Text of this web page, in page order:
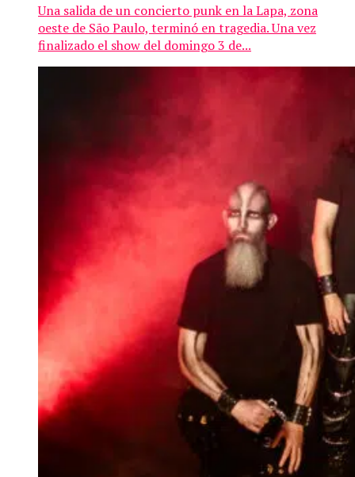
Una salida de un concierto punk en la Lapa, zona
oeste de São Paulo, terminó en tragedia. Una vez
finalizado el show del domingo 3 de...